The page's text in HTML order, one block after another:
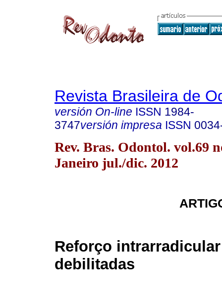
Revista Brasileira de
versión On-line ISSN 1984-
3747versión impresa ISSN
Rev. Bras. Odontol. vol.69
Janeiro jul./dic. 2012
Reforço
debilitadas